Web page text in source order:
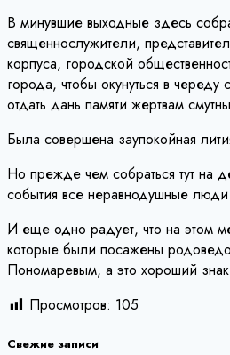
В минувшие выходные здесь
священнослужители,
корпуса, городской
города, чтобы окунуться в
отдать дань памяти жертвам
Была совершена заупокойная
Но прежде чем собраться тут на
события все неравнодушные люди
И еще одно радует, что на этом
которые были посажены
Пономаревым, а это хороший
Просмотров: 105
Свежие записи